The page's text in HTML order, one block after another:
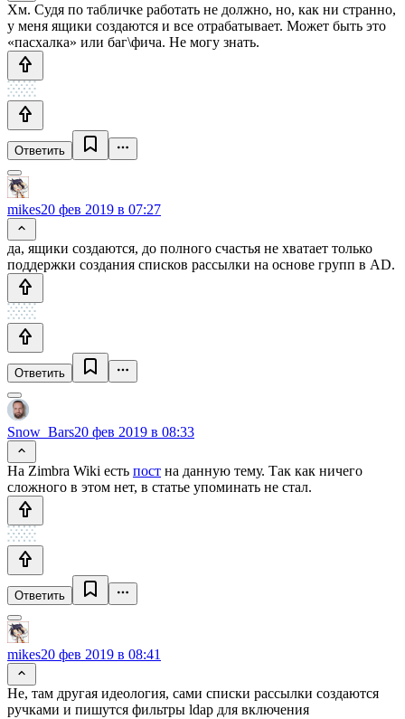
Хм. Судя по табличке работать не должно, но, как ни странно,
у меня ящики создаются и все отрабатывает. Может быть это
«пасхалка» или баг\фича. Не могу знать.
Ответить
mikes20 фев 2019 в 07:27
да, ящики создаются, до полного счастья не хватает только
поддержки создания списков рассылки на основе групп в AD.
Ответить
Snow_Bars20 фев 2019 в 08:33
На Zimbra Wiki есть пост на данную тему. Так как ничего
сложного в этом нет, в статье упоминать не стал.
Ответить
mikes20 фев 2019 в 08:41
Не, там другая идеология, сами списки рассылки создаются
ручками и пишутся фильтры ldap для включения